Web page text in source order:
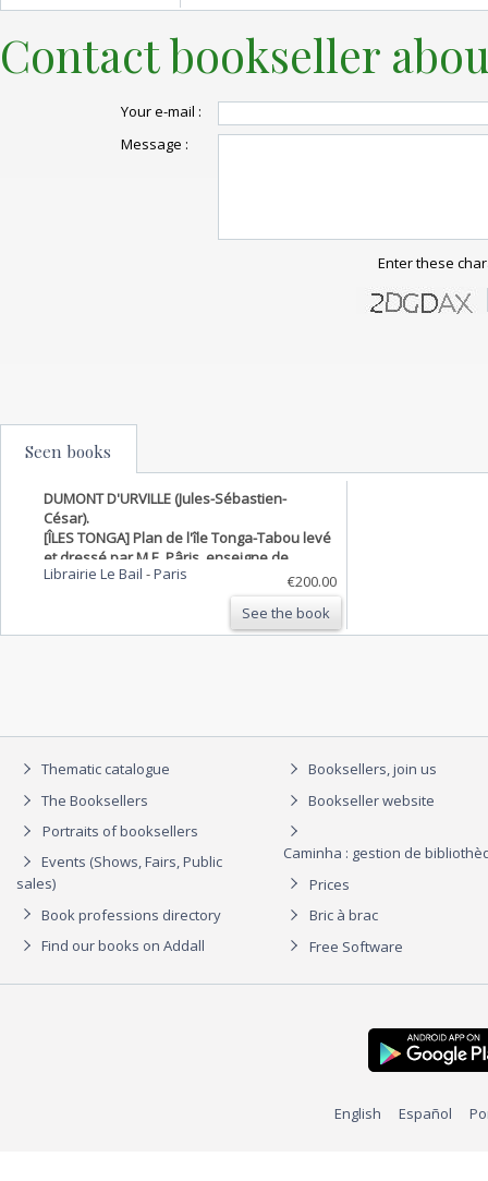
Contact bookseller
Your e-mail :
Message :
Enter these
Seen books
DUMONT D'URVILLE (Jules-Sébastien-
César).
[ÎLES TONGA] Plan de l'île Tonga-Tabou levé
et dressé par M.E. Pâris, enseigne de
vaisseau.
Librairie Le Bail -Paris
€200.00
See the book
Thematic catalogue
The Booksellers
Portraits of booksellers
Events (Shows, Fairs, Public
sales)
Book professions directory
Find our books on Addall
Booksellers, join us
Bookseller website
Caminha : gestion de
Prices
Bric à brac
Free Software
English Español